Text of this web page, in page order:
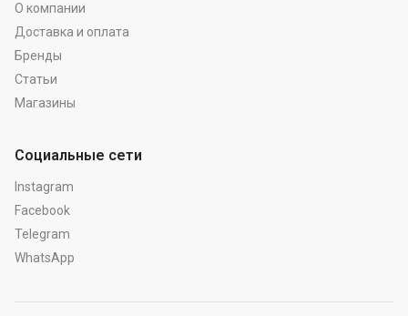
О компании
Доставка и оплата
Бренды
Статьи
Магазины
Социальные сети
Instagram
Facebook
Telegram
WhatsApp